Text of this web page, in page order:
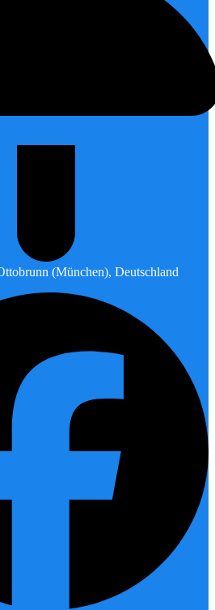
(München), Deutschland